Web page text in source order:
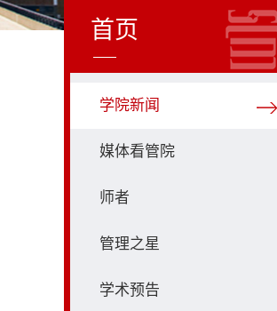
首页
学院新闻
媒体看管院
师者
管理之星
学术预告